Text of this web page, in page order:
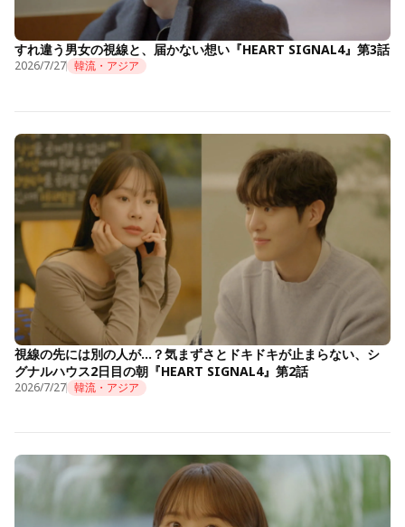
すれ違う男女の視線と、届かない想い『HEART SIGNAL4』第3話
2026/7/27 韓流・アジア
視線の先には別の人が…？気まずさとドキドキが止まらない、シ
グナルハウス2日目の朝『HEART SIGNAL4』第2話
2026/7/27 韓流・アジア